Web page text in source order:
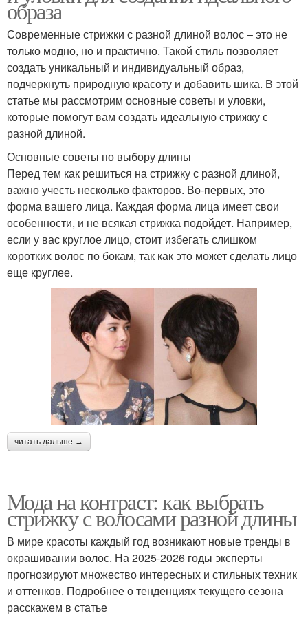
образа
Современные стрижки с разной длиной волос – это не
только модно, но и практично. Такой стиль позволяет
создать уникальный и индивидуальный образ,
подчеркнуть природную красоту и добавить шика. В этой
статье мы рассмотрим основные советы и уловки,
которые помогут вам создать идеальную стрижку с
разной длиной.
Основные советы по выбору длины
Перед тем как решиться на стрижку с разной длиной,
важно учесть несколько факторов. Во-первых, это
форма вашего лица. Каждая форма лица имеет свои
особенности, и не всякая стрижка подойдет. Например,
если у вас круглое лицо, стоит избегать слишком
коротких волос по бокам, так как это может сделать лицо
еще круглее.
читать дальше →
Мода на контраст: как выбрать
стрижку с волосами разной длины
В мире красоты каждый год возникают новые тренды в
окрашивании волос. На 2025-2026 годы эксперты
прогнозируют множество интересных и стильных техник
и оттенков. Подробнее о тенденциях текущего сезона
расскажем в статье